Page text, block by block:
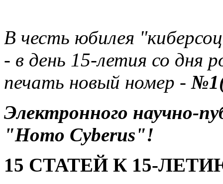
В честь юбилея
- в день 15-летия со дня
печать новый номер -
Электронного научно-
"Homo Cyberus"!
15 СТАТЕЙ К 15-